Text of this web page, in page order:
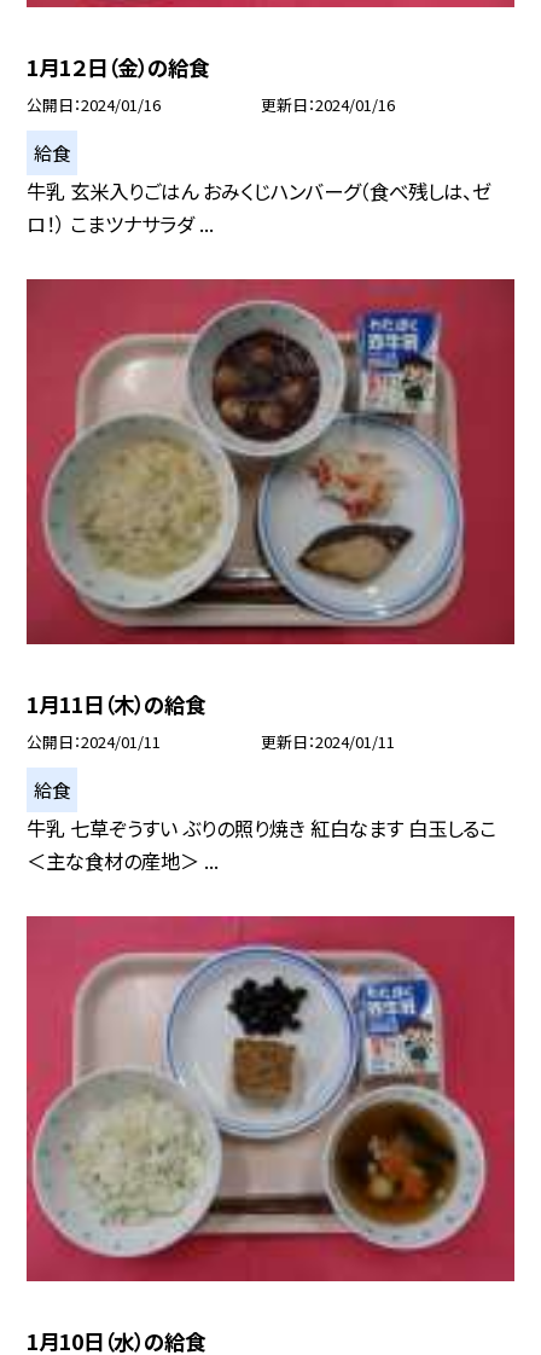
1月1２日（金）の給食
公開日 2024/01/16 更新日 2024/01/16
給食
牛乳 玄米入りごはん おみくじハンバーグ（食べ残しは、ゼ
ロ！） こまツナサラダ ...
1月11日（木）の給食
公開日 2024/01/11 更新日 2024/01/11
給食
牛乳 七草ぞうすい ぶりの照り焼き 紅白なます 白玉しるこ
＜主な食材の産地＞ ...
1月10日（水）の給食